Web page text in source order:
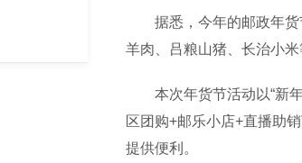
据悉，今年的邮政年货
羊肉、吕粮山猪、长治小
本次年货节活动以“新年
区团购+邮乐小店+直播助
提供便利。